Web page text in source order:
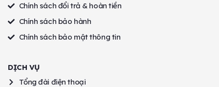
Chính sách đổi trả & hoàn tiền
Chính sách bảo hành
Chính sách bảo mật thông tin
DỊCH VỤ
Tổng đài điện thoại